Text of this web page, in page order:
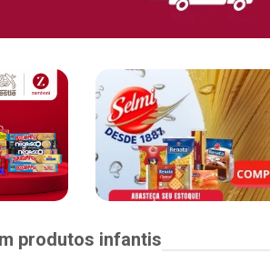
produtos infantis